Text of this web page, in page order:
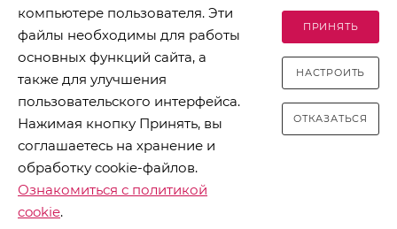
2026 © БЕЛБОГЕМИЯ (c). Оптовая торговля посудой и
хозяйственными товарами. Адрес: 220012, г. Минск, ул.
Толбухина 2а, пом. 2, телефон 8-017-378-60-00
Разработано в Clickmedia
компьютере пользователя. Эти
файлы необходимы для работы
основных функций сайта, а
также для улучшения
пользовательского интерфейса.
Нажимая кнопку Принять, вы
соглашаетесь на хранение и
обработку cookie-файлов.
Ознакомиться с политикой
cookie.
ПРИНЯТЬ
НАСТРОИТЬ
ОТКАЗАТЬСЯ